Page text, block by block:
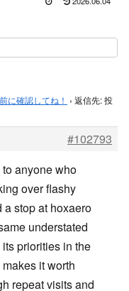
に確認してね！ › 返信先: 投
#102793
anyone who
over flashy
a stop at hoxaero
understated
priorities in the
it worth
repeat visits and